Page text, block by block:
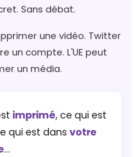
Sans débat.
une vidéo. Twitter
un compte. L'UE peut
un média.
imprimé, ce qui est
qui est dans votre
...